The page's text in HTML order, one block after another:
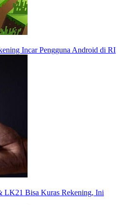
Incar Pengguna Android di RI
Bisa Kuras Rekening, Ini